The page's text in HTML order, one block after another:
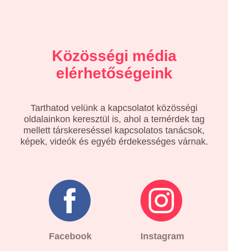
Közösségi média
elérhetőségeink
Tarthatod velünk a kapcsolatot közösségi
oldalainkon keresztül is, ahol a temérdek tag
mellett társkereséssel kapcsolatos tanácsok,
képek, videók és egyéb érdekességes várnak.
Facebook Instagram